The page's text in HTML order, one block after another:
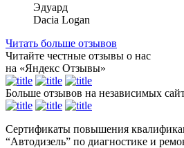
Эдуард
Dacia Logan
Читать больше отзывов
Читайте честные отзывы о нас
на «Яндекс Отзывы»
Больше отзывов на независимых
Сертификаты повышения
“Автодизель” по диагностике и